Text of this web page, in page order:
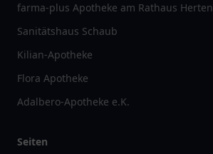
farma-plus Apotheke am Rathaus Herten
Sanitätshaus Schaub
Kilian-Apotheke
Flora Apotheke
Adalbero-Apotheke e.K.
Seiten